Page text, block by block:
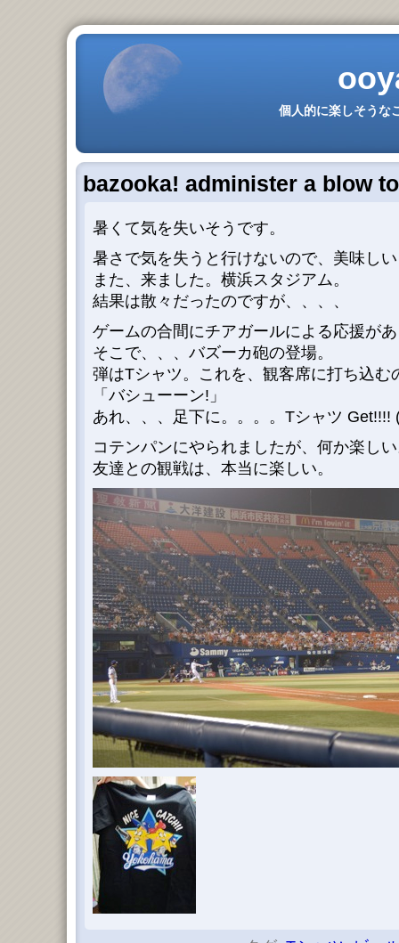
個人的に楽しそうな
bazooka! administer a blow
暑くて気を失いそうです。
暑さで気を失うと行けないので、美味し
また、来ました。横浜スタジアム。
結果は散々だったのですが、、、、
ゲームの合間にチアガールによる応援が
そこで、、、バズーカ砲の登場。
弾はTシャツ。これを、観客席に打ち込む
「バシューーン!」
あれ、、、足下に。。。。Tシャツ Get!!!!
コテンパンにやられましたが、何か楽し
友達との観戦は、本当に楽しい。